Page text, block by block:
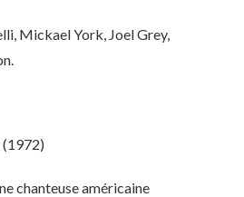
Mickael York, Joel Grey,
chanteuse américaine